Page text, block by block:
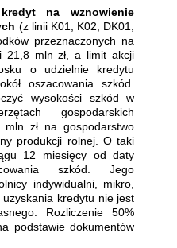
kredyt na
wznowienie
(z linii K01, K02, DK01,
przeznaczonych na
21,8 mln zł, a limit akcji
o udzielnie kredytu
oszacowania szkód.
wysokości szkód w
gospodarskich
zł na gospodarstwo
produkcji rolnej. O taki
12 miesięcy od daty
szkód. Jego
indywidualni, mikro,
uzyskania kredytu nie jest
Rozliczenie 50%
podstawie dokumentów